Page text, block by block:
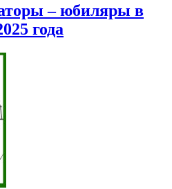
– юбиляры в
года